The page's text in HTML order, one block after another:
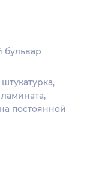
бульвар
постоянной